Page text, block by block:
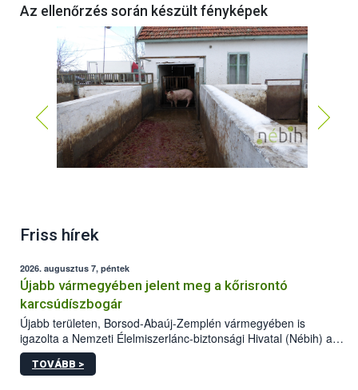
Az ellenőrzés során készült fényképek
Friss hírek
2026. augusztus 7, péntek
Újabb vármegyében jelent meg a kőrisrontó
karcsúdíszbogár
Újabb területen, Borsod-Abaúj-Zemplén vármegyében is
igazolta a Nemzeti Élelmiszerlánc-biztonsági Hivatal (Nébih) a
kőrisrontó karcsúdíszbogár (Agrilus planipennis) jelenlétét. A
kártevőt nem csak színcsapdában találták meg, de már fertőzött
TOVÁBB >